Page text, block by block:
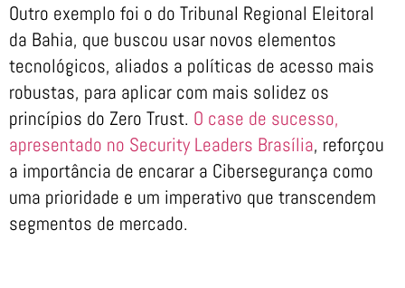
Outro exemplo foi o do Tribunal Regional Eleitoral
da Bahia, que buscou usar novos elementos
tecnológicos, aliados a políticas de acesso mais
robustas, para aplicar com mais solidez os
princípios do Zero Trust. O case de sucesso,
apresentado no Security Leaders Brasília, reforçou
a importância de encarar a Cibersegurança como
uma prioridade e um imperativo que transcendem
segmentos de mercado.